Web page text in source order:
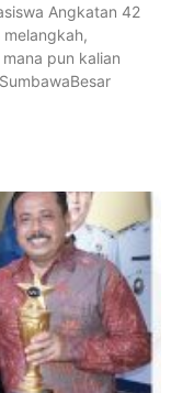
Angkatan 42
melangkah,
pun kalian